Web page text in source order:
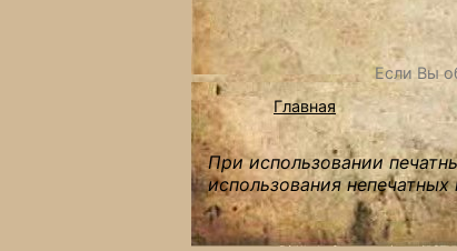
Если Вы
Главная
При использовании
использования